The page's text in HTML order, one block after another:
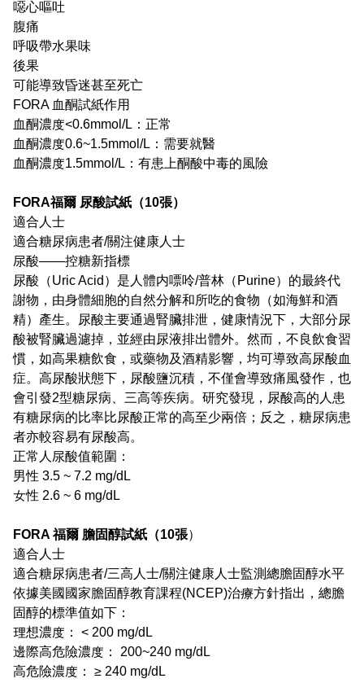
噁心嘔吐
腹痛
呼吸帶水果味
後果
可能導致昏迷甚至死亡
FORA 血酮試紙作用
血酮濃度<0.6mmol/L：正常
血酮濃度0.6~1.5mmol/L：需要就醫
血酮濃度1.5mmol/L：有患上酮酸中毒的風險
FORA福爾 尿酸試紙（10張）
適合人士
適合糖尿病患者/關注健康人士
尿酸——控糖新指標
尿酸（Uric Acid）是人體内嘌呤/普林（Purine）的最終代
謝物，由身體細胞的自然分解和所吃的食物（如海鮮和酒
精）產生。尿酸主要通過腎臟排泄，健康情況下，大部分尿
酸被腎臟過濾掉，並經由尿液排出體外。然而，不良飲食習
慣，如高果糖飲食，或藥物及酒精影響，均可導致高尿酸血
症。高尿酸狀態下，尿酸鹽沉積，不僅會導致痛風發作，也
會引發2型糖尿病、三高等疾病。研究發現，尿酸高的人患
有糖尿病的比率比尿酸正常的高至少兩倍；反之，糖尿病患
者亦較容易有尿酸高。
正常人尿酸值範圍：
男性 3.5 ~ 7.2 mg/dL
女性 2.6 ~ 6 mg/dL
FORA 福爾 膽固醇試紙（10張）
適合人士
適合糖尿病患者/三高人士/關注健康人士監測總膽固醇水平
依據美國國家膽固醇教育課程(NCEP)治療方針指出，總膽
固醇的標準值如下：
理想濃度： < 200 mg/dL
邊際高危險濃度： 200~240 mg/dL
高危險濃度： ≥ 240 mg/dL